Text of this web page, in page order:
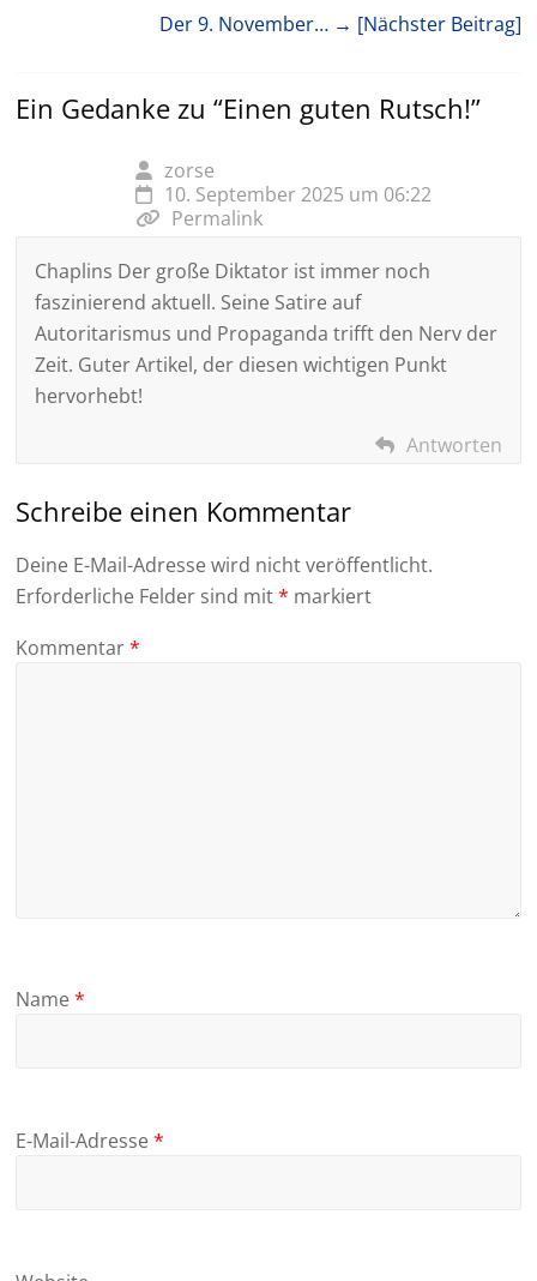
Der 9. November… → [Nächster Beitrag]
Ein Gedanke zu “Einen guten Rutsch!”
zorse
10. September 2025 um 06:22
Permalink
Chaplins Der große Diktator ist immer noch
faszinierend aktuell. Seine Satire auf
Autoritarismus und Propaganda trifft den Nerv der
Zeit. Guter Artikel, der diesen wichtigen Punkt
hervorhebt!
Antworten
Schreibe einen Kommentar
Deine E-Mail-Adresse wird nicht veröffentlicht.
Erforderliche Felder sind mit* markiert
Kommentar*
Name*
E-Mail-Adresse*